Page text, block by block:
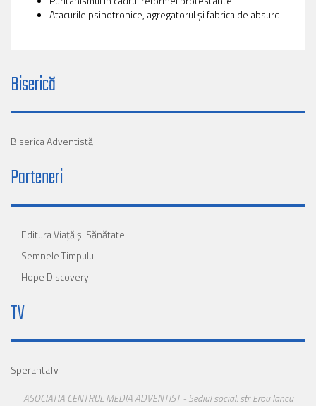
Atacurile psihotronice, agregatorul și fabrica de absurd
Biserică
Biserica Adventistă
Parteneri
Editura Viaţă şi Sănătate
Semnele Timpului
Hope Discovery
TV
SperantaTv
ASOCIATIA CENTRUL MEDIA ADVENTIST - Sediul social: str. Erou Iancu